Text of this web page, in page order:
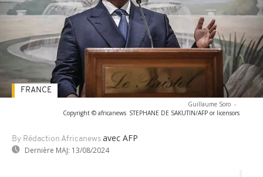
Guillaume Soro -
Copyright © africanews STEPHANE DE SAKUTIN/AFP or licensors
By Rédaction Africanews avec AFP
Dernière MAJ: 13/08/2024
FRANCE